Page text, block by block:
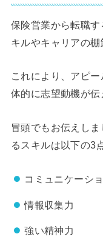
保険営業から転職
キルやキャリアの棚
これにより、アピ
体的に志望動機が伝
冒頭でもお伝えし
るスキルは以下の3
コミュニケーシ
情報収集力
強い精神力